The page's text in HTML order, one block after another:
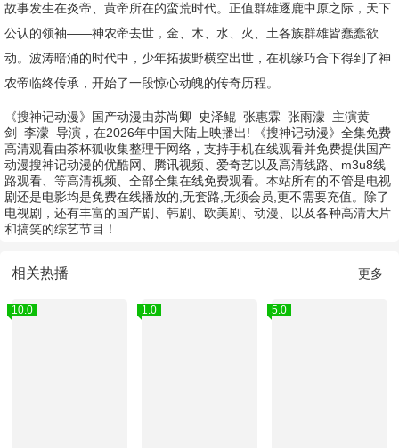
故事发生在炎帝、黄帝所在的蛮荒时代。正值群雄逐鹿中原之际，天下
公认的领袖——神农帝去世，金、木、水、火、土各族群雄皆蠢蠢欲
动。波涛暗涌的时代中，少年拓拔野横空出世，在机缘巧合下得到了神
农帝临终传承，开始了一段惊心动魄的传奇历程。
《搜神记动漫》国产动漫由苏尚卿 史泽鲲 张惠霖 张雨濛 主演黄
剑
李濛 导演，在2026年中国大陆上映播出! 《搜神记动漫》全集免费
高清观看由茶杯狐收集整理于网络，支持手机在线观看并免费提供国产
动漫搜神记动漫的优酷网、腾讯视频、爱奇艺以及高清线路、m3u8线
路观看、等高清视频、全部全集在线免费观看。本站所有的不管是电视
剧还是电影均是免费在线播放的,无套路,无须会员,更不需要充值。除了
电视剧，还有丰富的国产剧、韩剧、欧美剧、动漫、以及各种高清大片
和搞笑的综艺节目！
相关热播 更多
10.0 1.0 5.0